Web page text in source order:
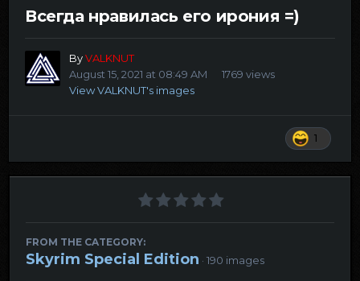
Всегда нравилась его ирония =)
ByVALKNUT
August 15, 2021 at 08:49 AM
1769 views
View VALKNUT's images
1
FROM THE CATEGORY:
Skyrim Special Edition · 190 images